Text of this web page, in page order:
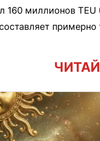
160 миллионов